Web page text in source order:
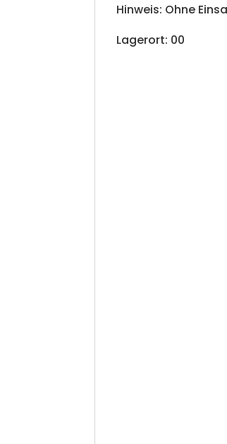
Hinweis: Ohne
Lagerort: 00